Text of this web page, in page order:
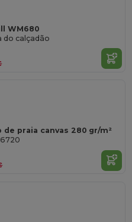
WM680
do calçadão
de praia canvas 280 gr/m²